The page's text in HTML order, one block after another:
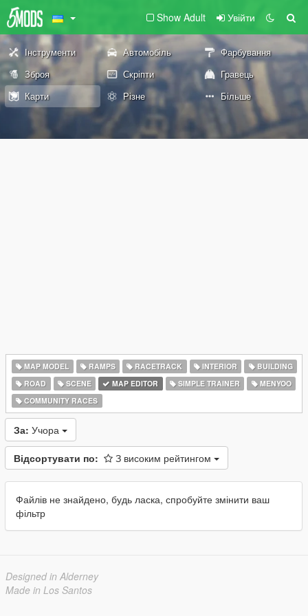
Show Adult Увійти
Інструменти Автомобіль
Фарбування
Зброя
Скріпти
Гравець
Карти
Різне Більше
MAP MODEL RAMPS RACETRACK INTERIOR
BUILDING
ROAD
SCENE MAP EDITOR SIMPLE TRAINER
MENYOO
COMMUNITY RACES
За: Учора
Відсортувати по: З високим рейтингом
Файлів не знайдено, будь ласка, спробуйте змінити ваш
фільтр
Designed in Alderney
Made in Los Santos